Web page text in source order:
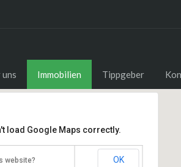
uns Immobilien Tippgeber
load Google Maps correctly.
website? OK